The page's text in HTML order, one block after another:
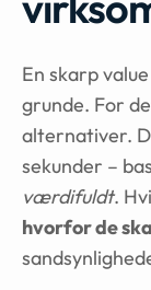
En skarp
grunde. For
alternativer.
sekunder –
værdifuldt.
hvorfor de